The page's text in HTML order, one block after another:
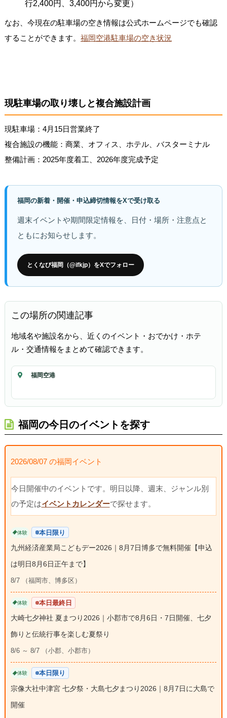
行2,400円、3,400円から変更）
なお、今現在の駐車場の空き情報は公式ホームページでも確認
することができます。 福岡空港駐車場の空き状況
現駐車場の取り壊しと複合施設計画
現駐車場：4月15日営業終了
複合施設の機能：商業、オフィス、ホテル、バスターミナル
整備計画：2025年度着工、2026年度完成予定
福岡の新着・開催・申込締切情報をXで受け取る
週末イベントや期間限定情報を、日付・場所・注意点と
ともにお知らせします。
とくなび福岡（@ifkjp）をXでフォロー
この場所の関連記事
地域名や施設名から、近くのイベント・おでかけ・ホテ
ル・交通情報をまとめて確認できます。
福岡空港
福岡の今日のイベントを探す
2026/08/07 の福岡イベント
今日開催中のイベントです。明日以降、週末、ジャンル別
の予定はイベントカレンダーで探せます。
体験 本日限り
九州経済産業局こどもデー2026｜8月7日博多で無料開催【申込
は明日8月6日正午まで】
8/7 （福岡市、博多区）
体験 本日最終日
大崎七夕神社 夏まつり2026｜小郡市で8月6日・7日開催、七夕
飾りと伝統行事を楽しむ夏祭り
8/6 ～ 8/7 （小郡、小郡市）
体験 本日限り
宗像大社中津宮 七夕祭・大島七夕まつり2026｜8月7日に大島で
開催